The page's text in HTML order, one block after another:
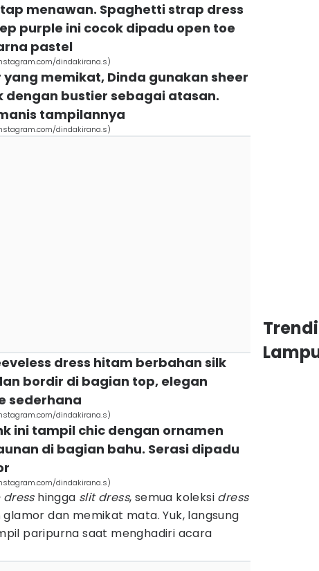
menawan. Spaghetti strap dress
purple ini cocok dipadu open toe
pastel
dindakirana.s)
yang memikat, Dinda gunakan sheer
dengan bustier sebagai atasan.
tampilannya
dindakirana.s)
dress hitam berbahan silk
bordir di bagian top, elegan
sederhana
dindakirana.s)
ini tampil chic dengan ornamen
di bagian bahu. Serasi dipadu
dindakirana.s)
hingga slit dress, semua koleksi dress
dan memikat mata. Yuk, langsung
paripurna saat menghadiri acara